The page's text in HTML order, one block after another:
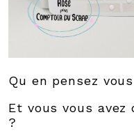
Qu en pensez
Et vous vous
?